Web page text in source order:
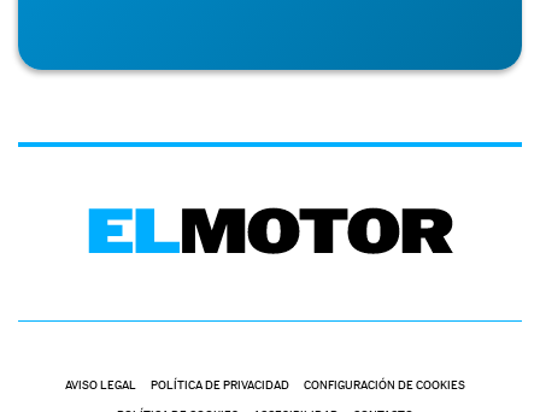
AVISO LEGAL POLÍTICA DE PRIVACIDAD CONFIGURACIÓN DE COOKIES